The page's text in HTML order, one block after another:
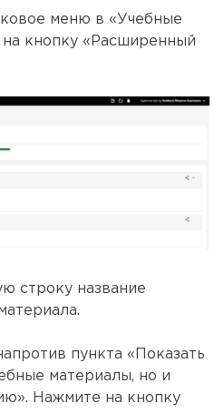
меню в «Учебные
кнопку «Расширенный
строку название
пункта «Показать
материалы, но и
Нажмите на кнопку